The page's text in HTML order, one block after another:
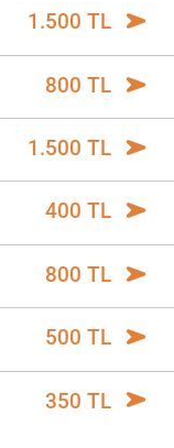
1.500 TL
800 TL
1.500 TL
400 TL
800 TL
500 TL
350 TL